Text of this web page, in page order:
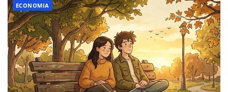
ECONOMIA